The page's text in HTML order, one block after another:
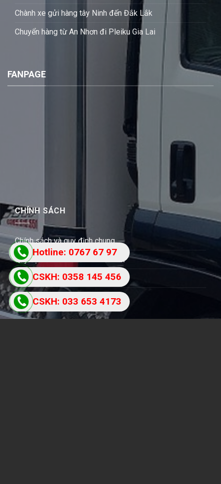
Chành xe gửi hàng tây Ninh đến Đắk Lắk
Chuyển hàng từ An Nhơn đi Pleiku Gia Lai
FANPAGE
CHÍNH SÁCH
Chính sách và quy định chung
Quy định và hình thức thanh toán
Chính sách bồi thường
Chính sách bảo mật
Hotline: 0767 67 97
87
CSKH: 033 653 4173
CSKH: 0358 145 456